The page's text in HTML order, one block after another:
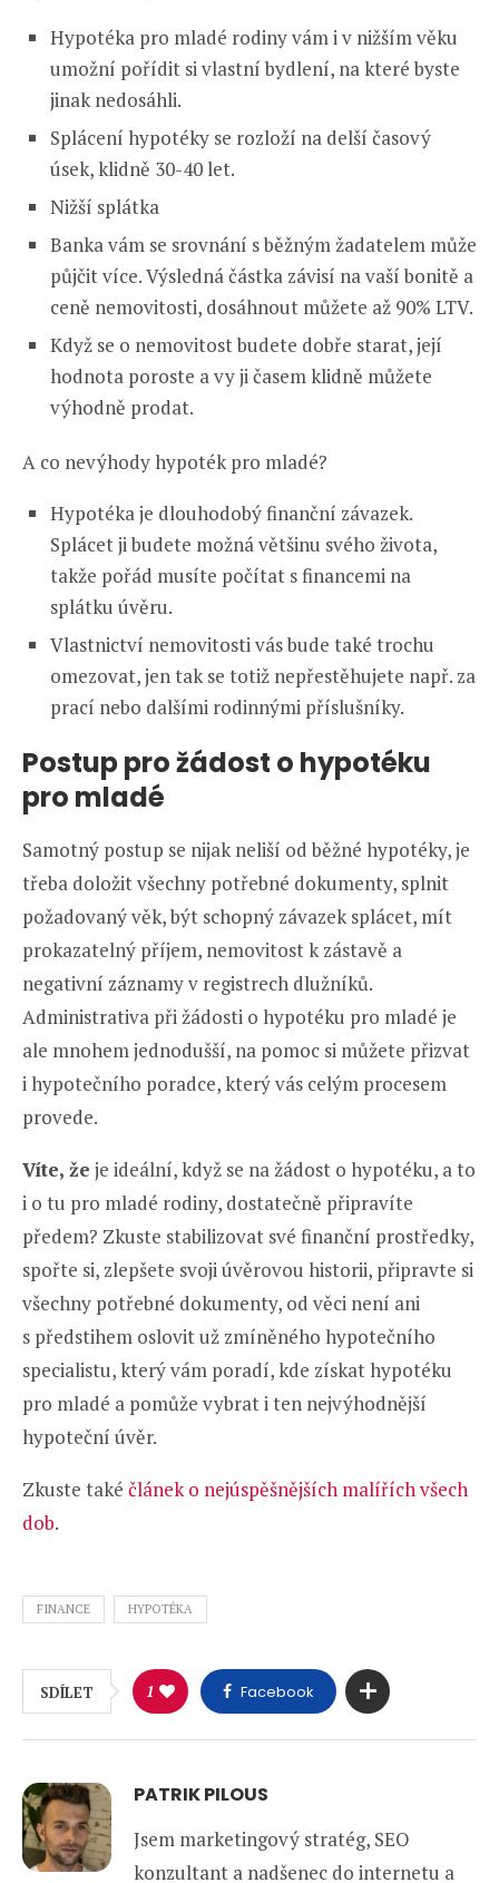
Hypotéka pro mladé rodiny vám i v nižším věku
umožní pořídit si vlastní bydlení, na které byste
jinak nedosáhli.
Splácení hypotéky se rozloží na delší časový
úsek, klidně 30-40 let.
Nižší splátka
Banka vám se srovnání s běžným žadatelem může
půjčit více. Výsledná částka závisí na vaší bonitě a
ceně nemovitosti, dosáhnout můžete až 90% LTV.
Když se o nemovitost budete dobře starat, její
hodnota poroste a vy ji časem klidně můžete
výhodně prodat.
A co nevýhody hypoték pro mladé?
Hypotéka je dlouhodobý finanční závazek.
Splácet ji budete možná většinu svého života,
takže pořád musíte počítat s financemi na
splátku úvěru.
Vlastnictví nemovitosti vás bude také trochu
omezovat, jen tak se totiž nepřestěhujete např. za
prací nebo dalšími rodinnými příslušníky.
Postup pro žádost o hypotéku
pro mladé
Samotný postup se nijak neliší od běžné hypotéky, je
třeba doložit všechny potřebné dokumenty, splnit
požadovaný věk, být schopný závazek splácet, mít
prokazatelný příjem, nemovitost k zástavě a
negativní záznamy v registrech dlužníků.
Administrativa při žádosti o hypotéku pro mladé je
ale mnohem jednodušší, na pomoc si můžete přizvat
i hypotečního poradce, který vás celým procesem
provede.
Víte, že je ideální, když se na žádost o hypotéku, a to
i o tu pro mladé rodiny, dostatečně připravíte
předem? Zkuste stabilizovat své finanční prostředky,
spořte si, zlepšete svoji úvěrovou historii, připravte si
všechny potřebné dokumenty, od věci není ani
s předstihem oslovit už zmíněného hypotečního
specialistu, který vám poradí, kde získat hypotéku
pro mladé a pomůže vybrat i ten nejvýhodnější
hypoteční úvěr.
Zkuste také článek o nejúspěšnějších malířích všech
dob.
FINANCE HYPOTÉKA
SDÍLET 1 Facebook
PATRIK PILOUS
Jsem marketingový stratég, SEO
konzultant a nadšenec do internetu a